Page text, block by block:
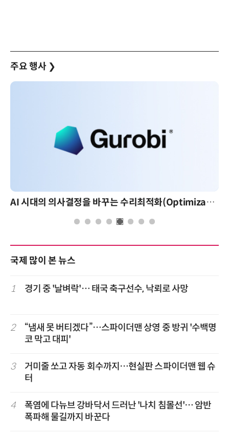
주요 행사 ❯
AI 시대의 의사결정을 바꾸는 수리최적화(Optimization): 실제 산업 적용 사례와 활용 전략
국제 많이 본 뉴스
1 경기 중 '날벼락'… 태국 축구선수, 낙뢰로 사망
2
“냄새 못 버티겠다”…스파이더맨 상영 중 방귀 '수백명
코 막고 대피'
3
거미줄 쏘고 자동 회수까지…현실판 스파이더맨 웹 슈
터
4
폭염에 다뉴브 강바닥서 드러난 '나치 침몰선'… 암반
폭파해 물길까지 바꾼다